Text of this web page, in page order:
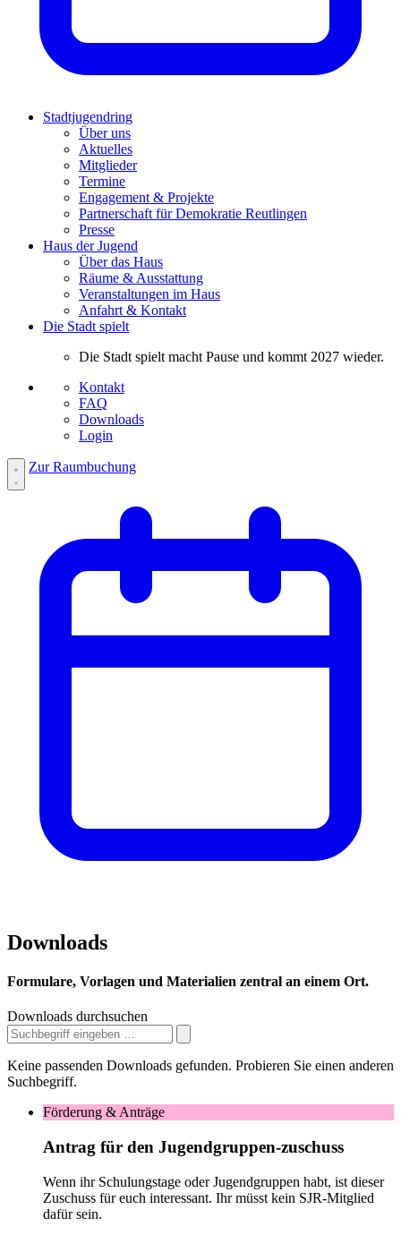
Stadtjugendring
Über uns
Aktuelles
Mitglieder
Termine
Engagement & Projekte
Partnerschaft für Demokratie Reutlingen
Presse
Haus der Jugend
Über das Haus
Räume & Ausstattung
Veranstaltungen im Haus
Anfahrt & Kontakt
Die Stadt spielt
Die Stadt spielt macht Pause und kommt 2027 wieder.
Kontakt
FAQ
Downloads
Login
Zur Raumbuchung
Downloads
Formulare, Vorlagen und Materialien zentral an einem Ort.
Downloads durchsuchen
Keine passenden Downloads gefunden. Probieren Sie einen anderen
Suchbegriff.
Förderung & Anträge
Antrag für den Jugendgruppen-zuschuss
Wenn ihr Schulungstage oder Jugendgruppen habt, ist dieser
Zuschuss für euch interessant. Ihr müsst kein SJR-Mitglied
dafür sein.